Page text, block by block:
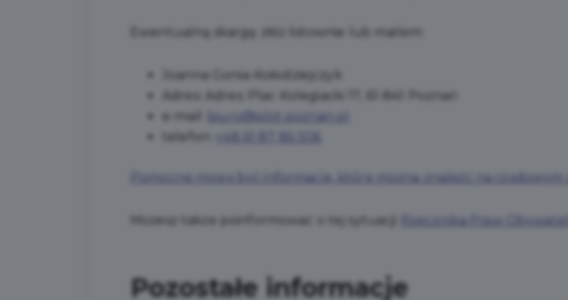
Ewentualną skargę złóż listownie lub mailem:
Joanna Gonia-Kołodziejczyk
Adres: Plac Kolegiacki 17, 61-841 Poznań
e-mail:
biuro@plot.poznan.pl
Pomocne mogą być informacje, które można znaleźć na rządowym
Możesz także poinformować o tej sytuacji Rzecznika Praw
Pozostałe informacje